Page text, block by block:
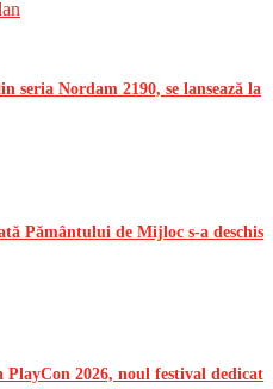
seria Nordam 2190, se lansează la
Pământului de Mijloc s-a deschis
2026, noul festival dedicat